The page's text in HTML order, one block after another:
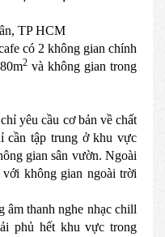
TP HCM
có 2 không gian chính
2và không gian trong
yêu cầu cơ bản về chất
cần tập trung ở khu vực
gian sân vườn. Ngoài
không gian ngoài trời
âm thanh nghe nhạc chill
phủ hết khu vực trong